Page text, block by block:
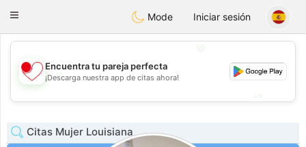
日本Chat
Toggle
Mode Iniciar sesión
💖
💕
Encuentra tu pareja perfecta
¡Descarga nuestra app de citas ahora!
Citas Mujer Louisiana